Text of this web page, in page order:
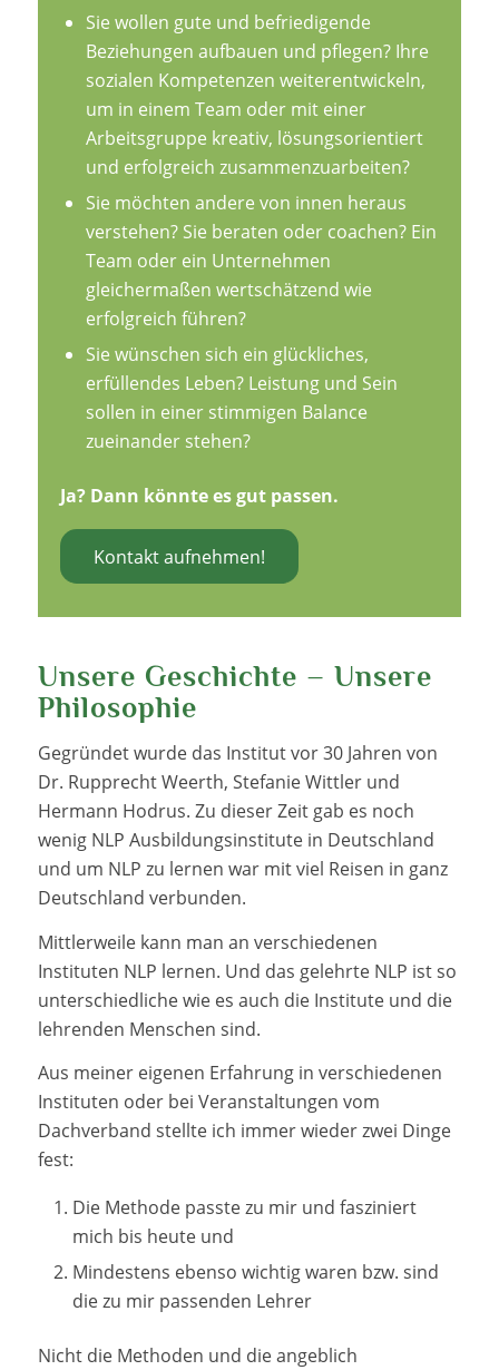
Sie wollen gute und befriedigende
Beziehungen aufbauen und pflegen? Ihre
sozialen Kompetenzen weiterentwickeln,
um in einem Team oder mit einer
Arbeitsgruppe kreativ, lösungsorientiert
und erfolgreich zusammenzuarbeiten?
Sie möchten andere von innen heraus
verstehen? Sie beraten oder coachen? Ein
Team oder ein Unternehmen
gleichermaßen wertschätzend wie
erfolgreich führen?
Sie wünschen sich ein glückliches,
erfüllendes Leben? Leistung und Sein
sollen in einer stimmigen Balance
zueinander stehen?
Ja? Dann könnte es gut passen.
Kontakt aufnehmen!
Unsere Geschichte – Unsere
Philosophie
Gegründet wurde das Institut vor 30 Jahren von
Dr. Rupprecht Weerth, Stefanie Wittler und
Hermann Hodrus. Zu dieser Zeit gab es noch
wenig NLP Ausbildungsinstitute in Deutschland
und um NLP zu lernen war mit viel Reisen in ganz
Deutschland verbunden.
Mittlerweile kann man an verschiedenen
Instituten NLP lernen. Und das gelehrte NLP ist so
unterschiedliche wie es auch die Institute und die
lehrenden Menschen sind.
Aus meiner eigenen Erfahrung in verschiedenen
Instituten oder bei Veranstaltungen vom
Dachverband stellte ich immer wieder zwei Dinge
fest:
Die Methode passte zu mir und fasziniert
mich bis heute und
Mindestens ebenso wichtig waren bzw. sind
die zu mir passenden Lehrer
Nicht die Methoden und die angeblich